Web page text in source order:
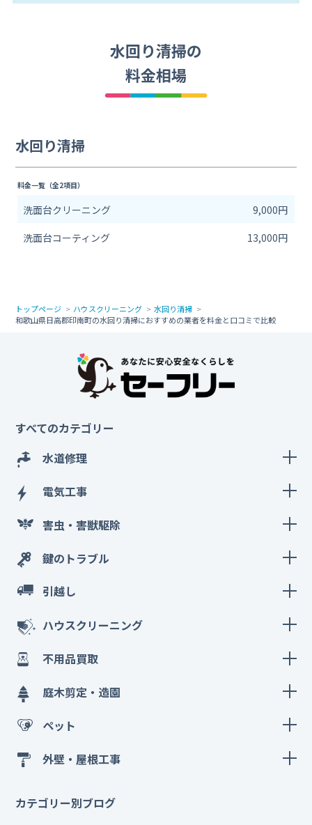
水回り清掃の
料金相場
水回り清掃
料金一覧（全2項目）
洗面台クリーニング
9,000円
洗面台コーティング
13,000円
トップページ ハウスクリーニング
水回り清掃
和歌山県日高郡印南町の水回り清掃におすすめの業者を料金と口コミで比較
すべてのカテゴリー
水道修理
電気工事
害虫・害獣駆除
鍵のトラブル
引越し
ハウスクリーニング
不用品買取
庭木剪定・造園
ペット
外壁・屋根工事
カテゴリー別ブログ